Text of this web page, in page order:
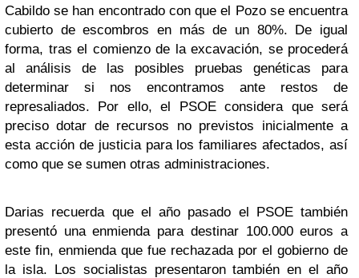
Cabildo se han encontrado con que el Pozo se encuentra
cubierto de escombros en más de un 80%. De igual
forma, tras el comienzo de la excavación, se procederá
al análisis de las posibles pruebas genéticas para
determinar si nos encontramos ante restos de
represaliados. Por ello, el PSOE considera que será
preciso dotar de recursos no previstos inicialmente a
esta acción de justicia para los familiares afectados, así
como que se sumen otras administraciones.
Darias recuerda que el año pasado el PSOE también
presentó una enmienda para destinar 100.000 euros a
este fin, enmienda que fue rechazada por el gobierno de
la isla. Los socialistas presentaron también en el año